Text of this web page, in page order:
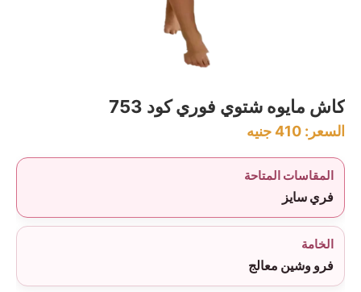
كاش مايوه شتوي فوري كود 753
السعر: 410جنيه
المقاسات المتاحة
فري سايز
الخامة
فرو وشين معالج